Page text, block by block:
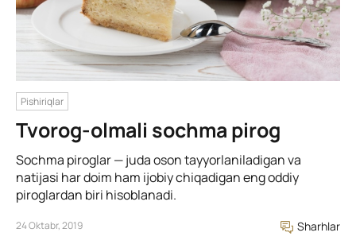
Pishiriqlar
Tvorog-olmali sochma pirog
Sochma piroglar — juda oson tayyorlaniladigan va
natijasi har doim ham ijobiy chiqadigan eng oddiy
piroglardan biri hisoblanadi.
24 Oktabr, 2019 Sharhlar